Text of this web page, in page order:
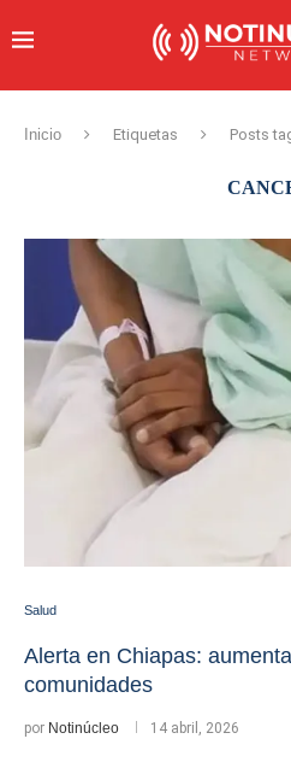
Inicio Etiquetas Posts
Salud
Alerta en Chiapas:
comunidades
por Notinúcleo 14 abril, 2026